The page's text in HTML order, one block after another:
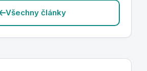
Všechny články